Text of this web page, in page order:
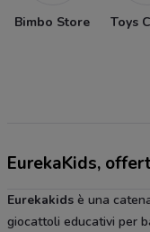
Bimbo Store Toys
EurekaKids,
Eurekakids è una
giocattoli educativi per